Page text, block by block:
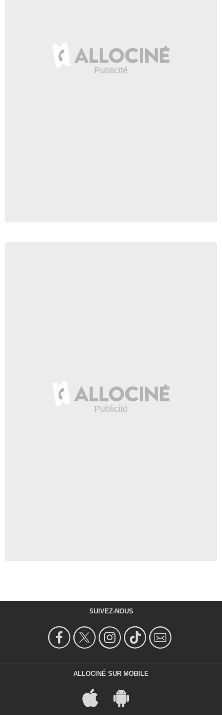
SUIVEZ-NOUS
ALLOCINÉ SUR MOBILE